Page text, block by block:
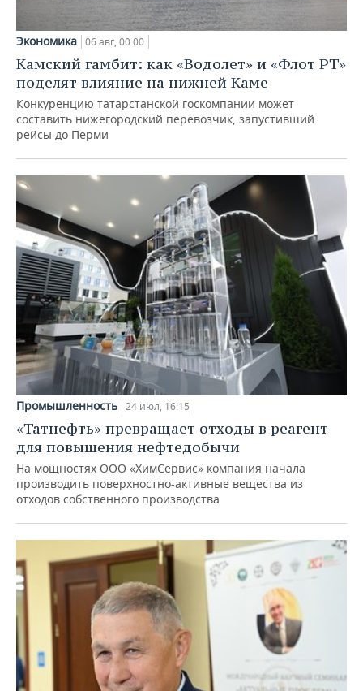
Экономика 06 авг, 00:00
Камский гамбит: как «Водолет» и «Флот РТ»
поделят влияние на нижней Каме
Конкуренцию татарстанской госкомпании может
составить нижегородский перевозчик, запустивший
рейсы до Перми
Промышленность 24 июл, 16:15
«Татнефть» превращает отходы в реагент
для повышения нефтедобычи
На мощностях ООО «ХимСервис» компания начала
производить поверхностно-активные вещества из
отходов собственного производства